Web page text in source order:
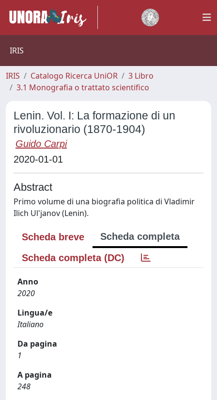
IRIS
IRIS Catalogo Ricerca UniOR
3 Libro
3.1 Monografia o trattato scientifico
Lenin. Vol. I: La formazione di un
rivoluzionario (1870-1904)
Guido Carpi
2020-01-01
Abstract
Primo volume di una biografia politica di Vladimir
Ilich Ul'janov (Lenin).
Scheda breve
Scheda completa
Scheda completa (DC)
Anno
2020
Lingua/e
Italiano
Da pagina
1
A pagina
248